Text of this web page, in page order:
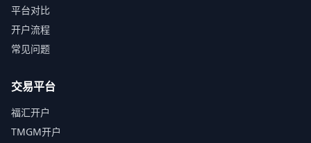
平台对比
开户流程
常见问题
交易平台
福汇开户
TMGM开户